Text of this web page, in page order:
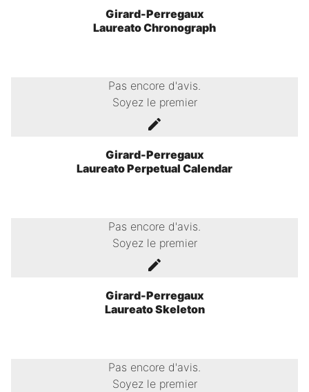
Girard-Perregaux
Laureato Chronograph
Pas encore d'avis.
Soyez le premier
Girard-Perregaux
Laureato Perpetual Calendar
Pas encore d'avis.
Soyez le premier
Girard-Perregaux
Laureato Skeleton
Pas encore d'avis.
Soyez le premier